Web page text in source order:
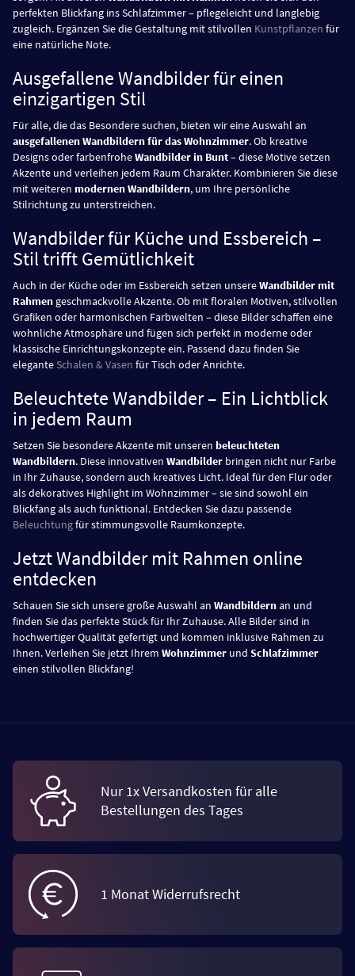
perfekten Blickfang ins Schlafzimmer – pflegeleicht und langlebig
zugleich. Ergänzen Sie die Gestaltung mit stilvollen Kunstpflanzen für
eine natürliche Note.
Ausgefallene Wandbilder für einen
einzigartigen Stil
Für alle, die das Besondere suchen, bieten wir eine Auswahl an
ausgefallenen Wandbildern für das Wohnzimmer. Ob kreative
Designs oder farbenfroheWandbilder in Bunt– diese Motive setzen
Akzente und verleihen jedem Raum Charakter. Kombinieren Sie diese
mit weiteren modernen Wandbildern, um Ihre persönliche
Stilrichtung zu unterstreichen.
Wandbilder für Küche und Essbereich –
Stil trifft Gemütlichkeit
Auch in der Küche oder im Essbereich setzen unsereWandbilder mit
Rahmen geschmackvolle Akzente. Ob mit floralen Motiven, stilvollen
Grafiken oder harmonischen Farbwelten – diese Bilder schaffen eine
wohnliche Atmosphäre und fügen sich perfekt in moderne oder
klassische Einrichtungskonzepte ein. Passend dazu finden Sie
elegante Schalen & Vasen für Tisch oder Anrichte.
Beleuchtete Wandbilder – Ein Lichtblick
in jedem Raum
Setzen Sie besondere Akzente mit unseren beleuchteten
Wandbildern. Diese innovativen Wandbilder bringen nicht nur Farbe
in Ihr Zuhause, sondern auch kreatives Licht. Ideal für den Flur oder
als dekoratives Highlight im Wohnzimmer – sie sind sowohl ein
Blickfang als auch funktional. Entdecken Sie dazu passende
Beleuchtungfür stimmungsvolle Raumkonzepte.
Jetzt Wandbilder mit Rahmen online
entdecken
Schauen Sie sich unsere große Auswahl an Wandbildernan und
finden Sie das perfekte Stück für Ihr Zuhause. Alle Bilder sind in
hochwertiger Qualität gefertigt und kommen inklusive Rahmen zu
Ihnen. Verleihen Sie jetzt Ihrem Wohnzimmer und Schlafzimmer
einen stilvollen Blickfang!
Nur 1x Versandkosten für alle
Bestellungen des Tages
1 Monat Widerrufsrecht